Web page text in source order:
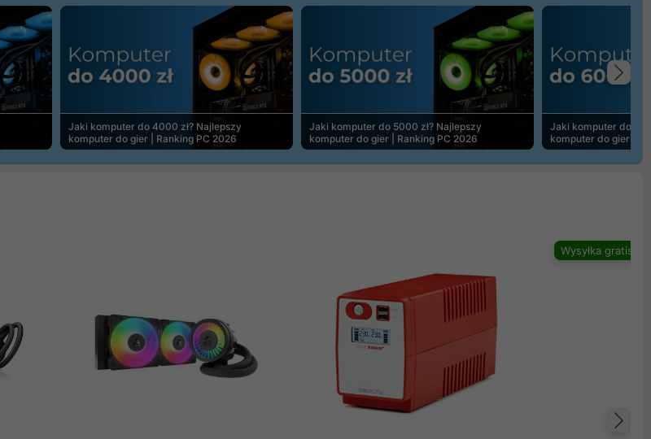
Jaki komputer do 4000 zł? Najlepszy
komputer do gier | Ranking PC 2026
Jaki komputer do 5000 zł? Najlepszy
komputer do gier | Ranking PC 2026
Jaki komputer do
komputer do gier |
Wysyłka gratis